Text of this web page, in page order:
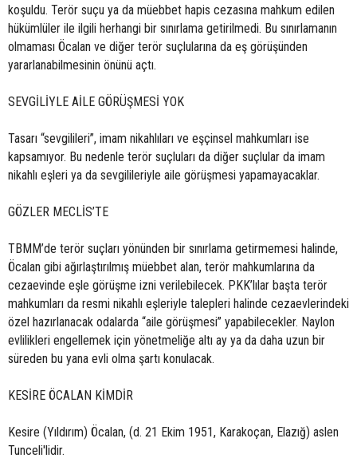
koşuldu. Terör suçu ya da müebbet hapis cezasına mahkum edilen
hükümlüler ile ilgili herhangi bir sınırlama getirilmedi. Bu sınırlamanın
olmaması Öcalan ve diğer terör suçlularına da eş görüşünden
yararlanabilmesinin önünü açtı.
SEVGİLİYLE AİLE GÖRÜŞMESİ YOK
Tasarı “sevgilileri”, imam nikahlıları ve eşçinsel mahkumları ise
kapsamıyor. Bu nedenle terör suçluları da diğer suçlular da imam
nikahlı eşleri ya da sevgilileriyle aile görüşmesi yapamayacaklar.
GÖZLER MECLİS’TE
TBMM’de terör suçları yönünden bir sınırlama getirmemesi halinde,
Öcalan gibi ağırlaştırılmış müebbet alan, terör mahkumlarına da
cezaevinde eşle görüşme izni verilebilecek. PKK’lılar başta terör
mahkumları da resmi nikahlı eşleriyle talepleri halinde cezaevlerindeki
özel hazırlanacak odalarda “aile görüşmesi” yapabilecekler. Naylon
evlilikleri engellemek için yönetmeliğe altı ay ya da daha uzun bir
süreden bu yana evli olma şartı konulacak.
KESİRE ÖCALAN KİMDİR
Kesire (Yıldırım) Öcalan, (d. 21 Ekim 1951, Karakoçan, Elazığ) aslen
Tunceli'lidir.